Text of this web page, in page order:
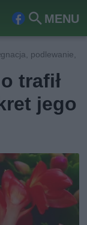
MENU
Fa
ook
Szu
podlewanie,
trafił
jego